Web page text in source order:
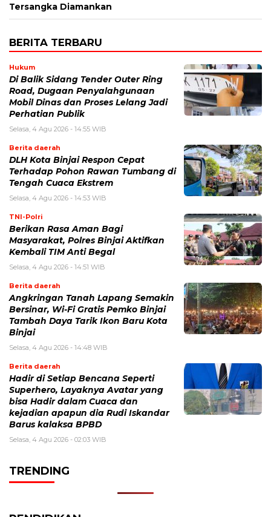
Tersangka Diamankan
BERITA TERBARU
Hukum
Di Balik Sidang Tender Outer Ring
Road, Dugaan Penyalahgunaan
Mobil Dinas dan Proses Lelang Jadi
Perhatian Publik
Selasa, 4 Agu 2026 - 14:55 WIB
Berita daerah
DLH Kota Binjai Respon Cepat
Terhadap Pohon Rawan Tumbang di
Tengah Cuaca Ekstrem
Selasa, 4 Agu 2026 - 14:53 WIB
TNI-Polri
Berikan Rasa Aman Bagi
Masyarakat, Polres Binjai Aktifkan
Kembali TIM Anti Begal
Selasa, 4 Agu 2026 - 14:51 WIB
Berita daerah
Angkringan Tanah Lapang Semakin
Bersinar, Wi-Fi Gratis Pemko Binjai
Tambah Daya Tarik Ikon Baru Kota
Binjai
Selasa, 4 Agu 2026 - 14:48 WIB
Berita daerah
Hadir di Setiap Bencana Seperti
Superhero, Layaknya Avatar yang
bisa Hadir dalam Cuaca dan
kejadian apapun dia Rudi Iskandar
Barus kalaksa BPBD
Selasa, 4 Agu 2026 - 02:03 WIB
TRENDING